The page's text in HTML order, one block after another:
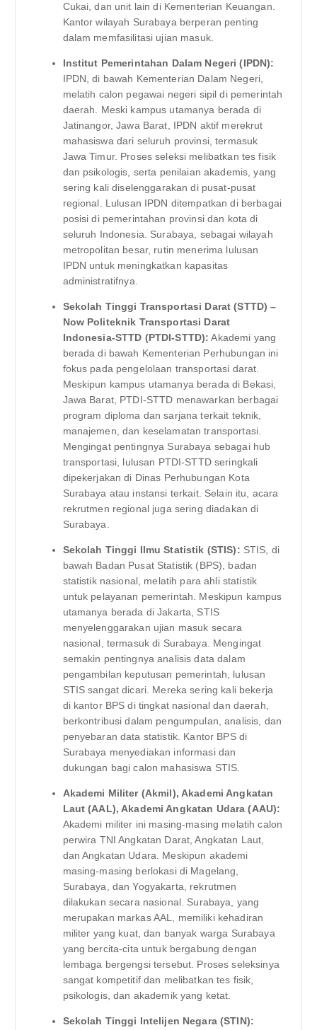
Cukai, dan unit lain di Kementerian Keuangan.
Kantor wilayah Surabaya berperan penting
dalam memfasilitasi ujian masuk.
Institut Pemerintahan Dalam Negeri (IPDN):
IPDN, di bawah Kementerian Dalam Negeri,
melatih calon pegawai negeri sipil di pemerintah
daerah. Meski kampus utamanya berada di
Jatinangor, Jawa Barat, IPDN aktif merekrut
mahasiswa dari seluruh provinsi, termasuk
Jawa Timur. Proses seleksi melibatkan tes fisik
dan psikologis, serta penilaian akademis, yang
sering kali diselenggarakan di pusat-pusat
regional. Lulusan IPDN ditempatkan di berbagai
posisi di pemerintahan provinsi dan kota di
seluruh Indonesia. Surabaya, sebagai wilayah
metropolitan besar, rutin menerima lulusan
IPDN untuk meningkatkan kapasitas
administratifnya.
Sekolah Tinggi Transportasi Darat (STTD) –
Now Politeknik Transportasi Darat
Indonesia-STTD (PTDI-STTD): Akademi yang
berada di bawah Kementerian Perhubungan ini
fokus pada pengelolaan transportasi darat.
Meskipun kampus utamanya berada di Bekasi,
Jawa Barat, PTDI-STTD menawarkan berbagai
program diploma dan sarjana terkait teknik,
manajemen, dan keselamatan transportasi.
Mengingat pentingnya Surabaya sebagai hub
transportasi, lulusan PTDI-STTD seringkali
dipekerjakan di Dinas Perhubungan Kota
Surabaya atau instansi terkait. Selain itu, acara
rekrutmen regional juga sering diadakan di
Surabaya.
Sekolah Tinggi Ilmu Statistik (STIS): STIS, di
bawah Badan Pusat Statistik (BPS), badan
statistik nasional, melatih para ahli statistik
untuk pelayanan pemerintah. Meskipun kampus
utamanya berada di Jakarta, STIS
menyelenggarakan ujian masuk secara
nasional, termasuk di Surabaya. Mengingat
semakin pentingnya analisis data dalam
pengambilan keputusan pemerintah, lulusan
STIS sangat dicari. Mereka sering kali bekerja
di kantor BPS di tingkat nasional dan daerah,
berkontribusi dalam pengumpulan, analisis, dan
penyebaran data statistik. Kantor BPS di
Surabaya menyediakan informasi dan
dukungan bagi calon mahasiswa STIS.
Akademi Militer (Akmil), Akademi Angkatan
Laut (AAL), Akademi Angkatan Udara (AAU):
Akademi militer ini masing-masing melatih calon
perwira TNI Angkatan Darat, Angkatan Laut,
dan Angkatan Udara. Meskipun akademi
masing-masing berlokasi di Magelang,
Surabaya, dan Yogyakarta, rekrutmen
dilakukan secara nasional. Surabaya, yang
merupakan markas AAL, memiliki kehadiran
militer yang kuat, dan banyak warga Surabaya
yang bercita-cita untuk bergabung dengan
lembaga bergengsi tersebut. Proses seleksinya
sangat kompetitif dan melibatkan tes fisik,
psikologis, dan akademik yang ketat.
Sekolah Tinggi Intelijen Negara (STIN):